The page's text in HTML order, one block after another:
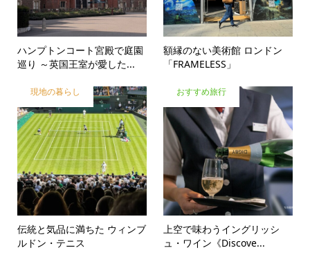
ハンプトンコート宮殿で庭園
巡り ～英国王室が愛した...
額縁のない美術館 ロンドン
「FRAMELESS」
現地の暮らし
伝統と気品に満ちた ウィンブ
ルドン・テニス
おすすめ旅行
上空で味わうイングリッシ
ュ・ワイン《Discove...